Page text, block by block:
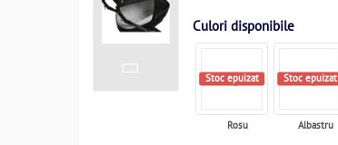
Culori disponibile
Stoc epuizat
Rosu
Stoc epuizat
Albastru